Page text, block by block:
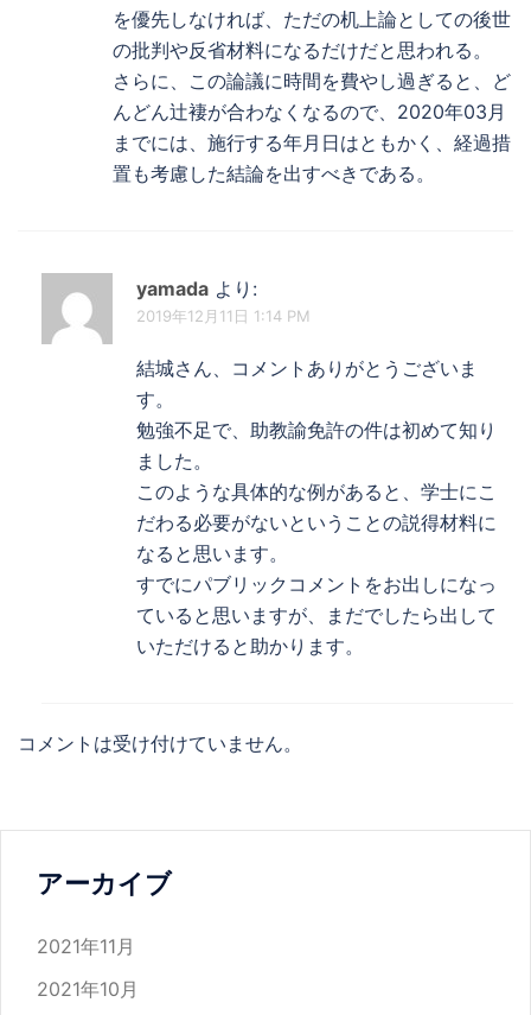
を優先しなければ、ただの机上論としての後世
の批判や反省材料になるだけだと思われる。
さらに、この論議に時間を費やし過ぎると、ど
んどん辻褄が合わなくなるので、2020年03月
までには、施行する年月日はともかく、経過措
置も考慮した結論を出すべきである。
yamada より:
2019年12月11日 1:14 PM
結城さん、コメントありがとうございま
す。
勉強不足で、助教諭免許の件は初めて知り
ました。
このような具体的な例があると、学士にこ
だわる必要がないということの説得材料に
なると思います。
すでにパブリックコメントをお出しになっ
ていると思いますが、まだでしたら出して
いただけると助かります。
コメントは受け付けていません。
アーカイブ
2021年11月
2021年10月